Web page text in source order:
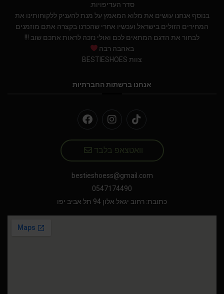
סדר העדיפויות.
בנוסף אנחנו עושים את מלוא המאמץ על מנת להעניק ללקוחותינו את
המחירים הזולים בישראל.ועכשיו אחרי שהכרנו בקצרה אתם מוזמנים
לבחור את הדגם המתאים לכם ואולי נזכה לראות אתכם שוב !!!
באהבה רבה
צוות BESTIESHOES
אנחנו ברשתות החברתיות
וואטצאפ בלבד
bestieshoess@gmail.com
0547174490
כתובת: רחוב יגאל אלון 94 תל אביב יפו